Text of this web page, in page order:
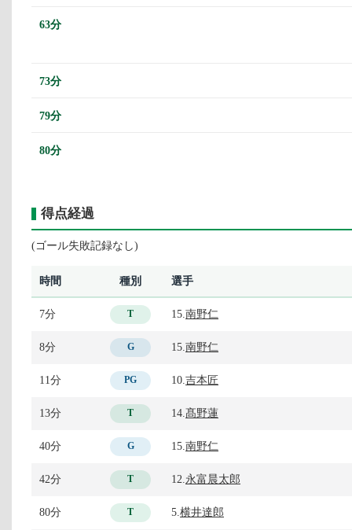
63分
73分
79分
80分
得点経過
(ゴール失敗記録なし)
時間 種別 選手
7分 T 15. 南野仁
8分 G 15. 南野仁
11分 PG 10. 吉本匠
13分 T 14. 髙野蓮
40分 G 15. 南野仁
42分 T 12. 永富晨太郎
80分 T 5. 横井達郎